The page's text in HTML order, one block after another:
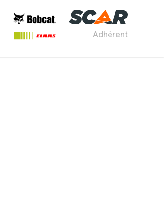
Adhérent